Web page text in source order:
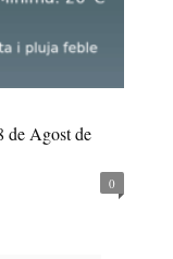
de Agost de
0